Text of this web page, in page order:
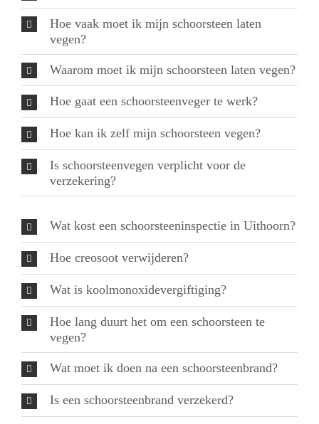
Hoe vaak moet ik mijn schoorsteen laten
vegen?
Waarom moet ik mijn schoorsteen laten vegen?
Hoe gaat een schoorsteenveger te werk?
Hoe kan ik zelf mijn schoorsteen vegen?
Is schoorsteenvegen verplicht voor de
verzekering?
Wat kost een schoorsteeninspectie in Uithoorn?
Hoe creosoot verwijderen?
Wat is koolmonoxidevergiftiging?
Hoe lang duurt het om een schoorsteen te
vegen?
Wat moet ik doen na een schoorsteenbrand?
Is een schoorsteenbrand verzekerd?